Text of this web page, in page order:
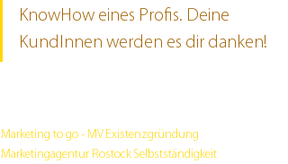
KnowHow eines Profis. Deine
KundInnen werden es dir danken!
Marketing to go - MV Existenzgründung
Marketingagentur Rostock Selbstständigkeit